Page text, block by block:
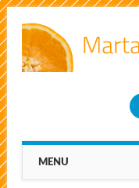
Main
MENU